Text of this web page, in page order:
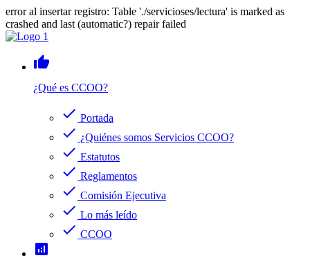
error al insertar registro: Table './servicioses/lectura' is marked as
crashed and last (automatic?) repair failed
thumb_up
¿Qué es CCOO?
check Portada
check ¿Quiénes somos Servicios CCOO?
check Estatutos
check Reglamentos
check Comisión Ejecutiva
check Lo más leído
check CCOO
analytics